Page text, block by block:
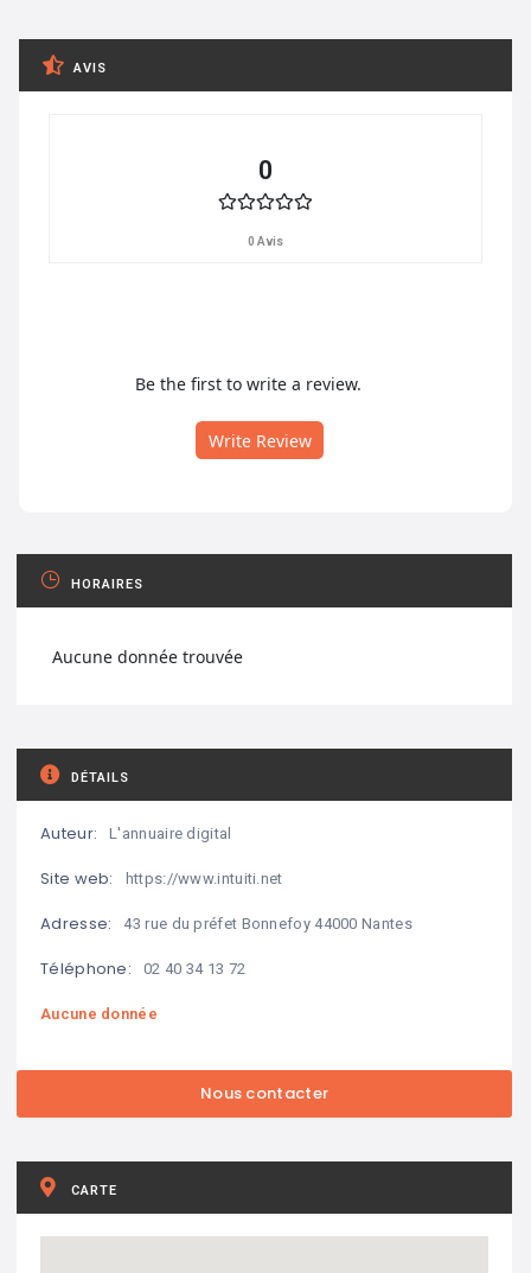
AVIS
0
0 Avis
Be the first to write a review.
Write Review
HORAIRES
Aucune donnée trouvée
DÉTAILS
Auteur: L'annuaire digital
Site web: https://www.intuiti.net
Adresse: 43 rue du préfet Bonnefoy 44000 Nantes
Téléphone: 02 40 34 13 72
Aucune donnée
CARTE